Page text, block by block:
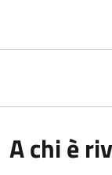
A chi è